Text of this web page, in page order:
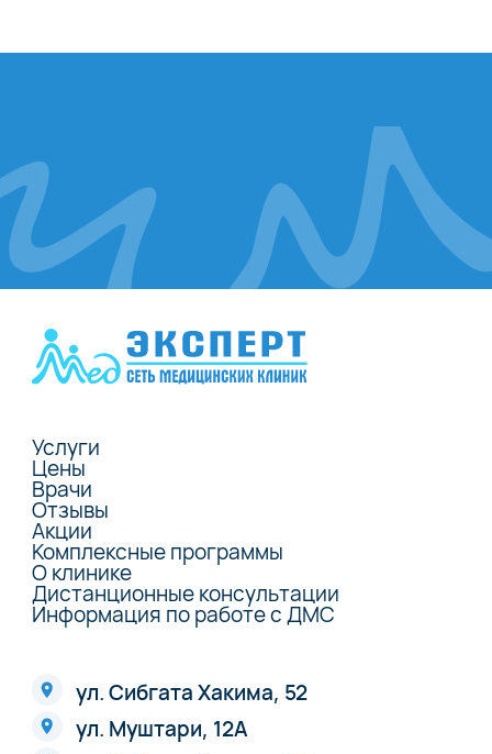
Услуги
Цены
Врачи
Отзывы
Акции
Комплексные программы
О клинике
Дистанционные консультации
Информация по работе с ДМС
ул. Сибгата Хакима, 52
ул. Муштари, 12А